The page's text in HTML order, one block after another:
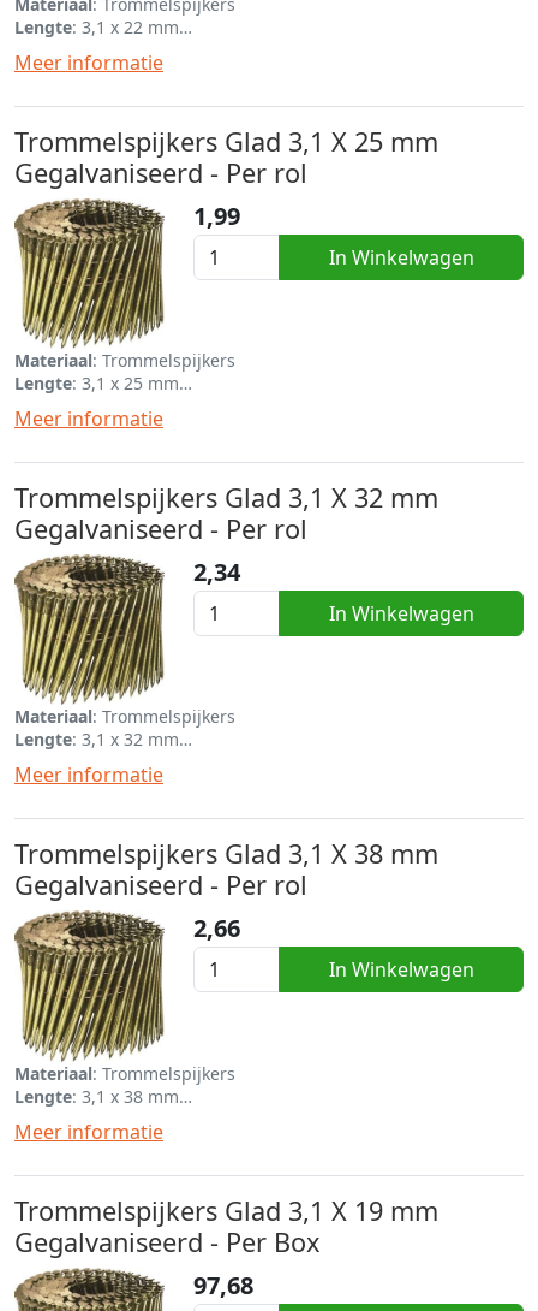
Lengte: 3,1 x 22 mm
Eenheid
: Per rol van 120
Meer informatie
Trommelspijkers Glad 3,1 X 25 mm
Gegalvaniseerd - Per rol
1,99
In Winkelwagen
Materiaal: Trommelspijkers
Lengte: 3,1 x 25 mm
Eenheid
: Per rol van 120
Meer informatie
Trommelspijkers Glad 3,1 X 32 mm
Gegalvaniseerd - Per rol
2,34
In Winkelwagen
Materiaal: Trommelspijkers
Lengte: 3,1 x 32 mm
Eenheid
: Per rol van 120
Meer informatie
Trommelspijkers Glad 3,1 X 38 mm
Gegalvaniseerd - Per rol
2,66
In Winkelwagen
Materiaal: Trommelspijkers
Lengte: 3,1 x 38 mm
Meer informatie
Trommelspijkers Glad 3,1 X 19 mm
Gegalvaniseerd - Per Box
97,68